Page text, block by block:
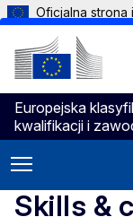
Skip to main
Oficjalna strona
Europejska
kwalifikacji i
Skills &